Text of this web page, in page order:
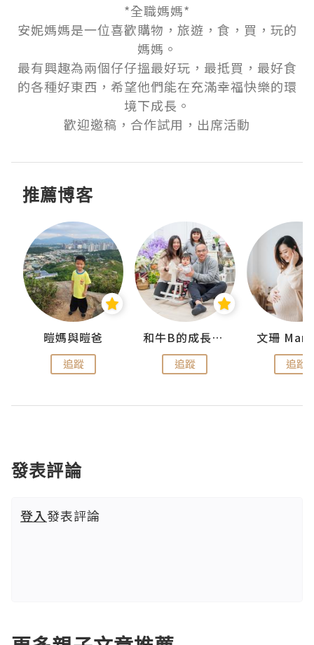
*全職媽媽*
安妮媽媽是一位喜歡購物，旅遊，食，買，玩的
媽媽。
最有興趣為兩個仔仔搵最好玩，最抵買，最好食
的各種好東西，希望他們能在充滿幸福快樂的環
境下成長。
歡迎邀稿，合作試用，出席活動
推薦博客
暟媽與暟爸
追蹤
和牛B的成長日記
追蹤
文珊
追蹤
發表評論
登入發表評論